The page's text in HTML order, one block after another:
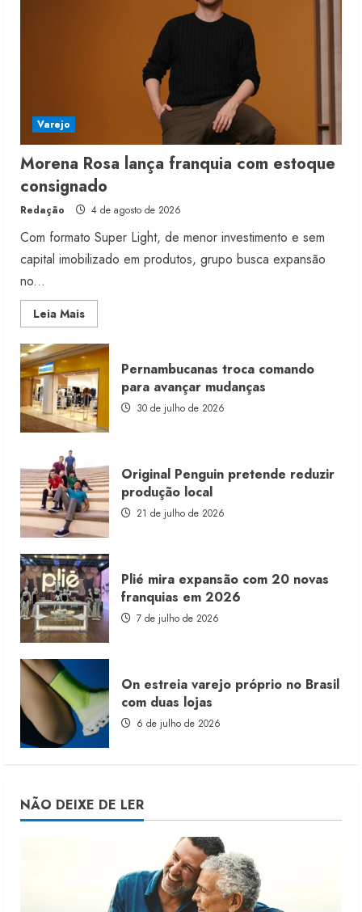
Varejo
Morena Rosa lança franquia com estoque
consignado
Redação 4 de agosto de 2026
Com formato Super Light, de menor investimento e sem
capital imobilizado em produtos, grupo busca expansão
no...
Leia MaisRead
more
Morena
Rosa
lança
franquia
com
estoque
consignado
Pernambucanas troca comando
para avançar mudanças
30 de julho de 2026
Original Penguin pretende reduzir
produção local
21 de julho de 2026
Plié mira expansão com 20 novas
franquias em 2026
7 de julho de 2026
On estreia varejo próprio no Brasil
com duas lojas
6 de julho de 2026
NÃO DEIXE DE LER